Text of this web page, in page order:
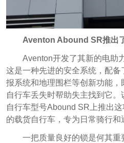
Aventon Abound SR推出
Aventon开发了其新的电助
这是一种先进的安全系统，配
报系统和地理围栏等创新功能
自行车丢失时帮助失主找到它
自行车型号Abound SR上推出
的载货自行车，专为日常骑行和
一把质量良好的锁是何其